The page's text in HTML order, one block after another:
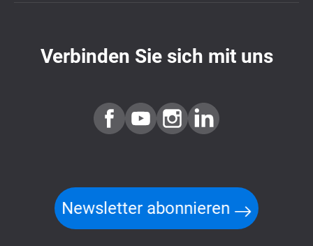
Verbinden Sie sich mit uns
Newsletter abonnieren